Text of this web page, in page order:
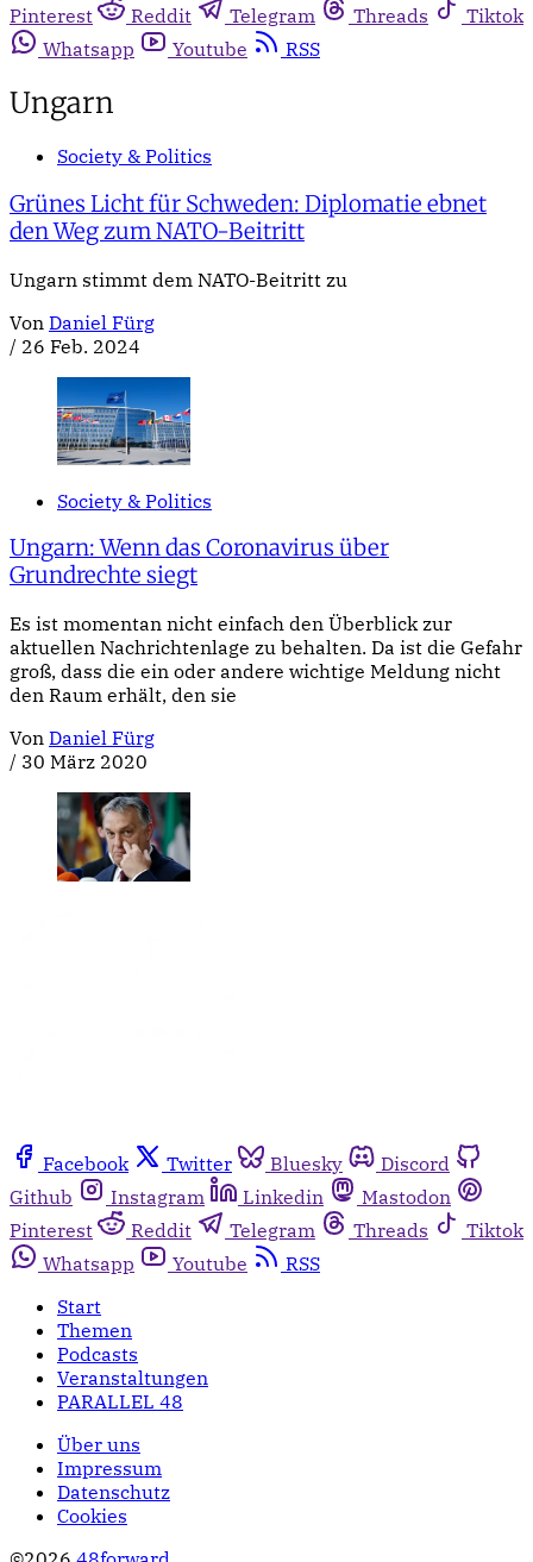
Pinterest
Reddit Telegram Threads
Tiktok
Whatsapp
Youtube RSS
Ungarn
Society & Politics
Grünes Licht für Schweden: Diplomatie ebnet
den Weg zum NATO-Beitritt
Ungarn stimmt dem NATO-Beitritt zu
Von Daniel Fürg
/ 26 Feb. 2024
Society & Politics
Ungarn: Wenn das Coronavirus über
Grundrechte siegt
Es ist momentan nicht einfach den Überblick zur
aktuellen Nachrichtenlage zu behalten. Da ist die Gefahr
groß, dass die ein oder andere wichtige Meldung nicht
den Raum erhält, den sie
Von Daniel Fürg
/ 30 März 2020
Facebook Twitter Bluesky
Discord
Github
Instagram Linkedin
Mastodon
Pinterest
Reddit Telegram Threads
Tiktok
Whatsapp
Youtube
RSS
Start
Themen
Podcasts
Veranstaltungen
PARALLEL 48
Über uns
Impressum
Datenschutz
Cookies